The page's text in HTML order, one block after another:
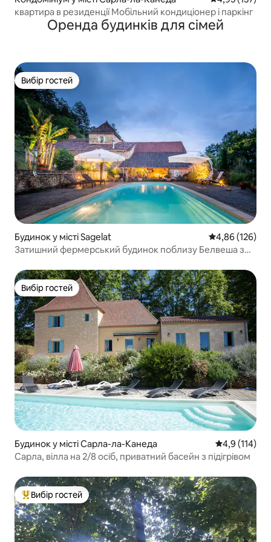
квартира в резиденції Мобільний кондиціонер і паркінг
Оренда будинків для сімей
Вибір гостей
Вибір гостей
Будинок у місті Sagelat Середня
4,86 (126)
Затишний фермерський будинок поблизу Белвеша з
Вибір гостей
Вибір гостей
Будинок у місті Сарла-ла-Канеда Середня
4,9 (114)
Сарла, вілла на 2/8 осіб, приватний басейн з підігрівом
Топ вибір гостей
Вибір гостей